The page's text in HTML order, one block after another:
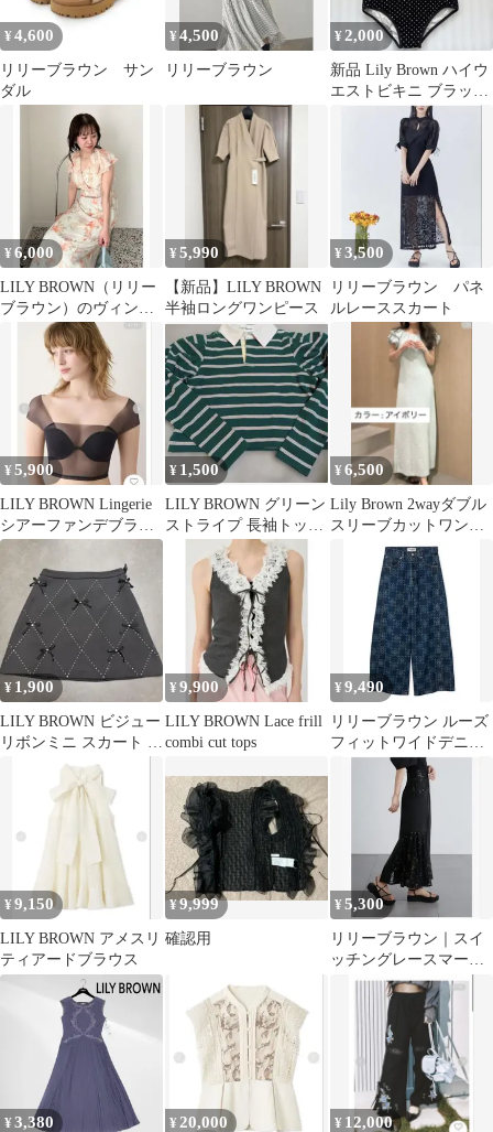
¥ 4,600
リリーブラウン サン
ダル
¥4,500
リリーブラウン
¥2,000
新品 Lily Brown ハイウ
エストビキニ ブラック
xホワイト ドット柄
¥6,000
LILY BROWN（リリー
ブラウン）のヴィンテ
ージプリントシフォン
ワンピース
¥5,990
【新品】LILY BROWN
半袖ロングワンピース
¥3,500
リリーブラウン パネ
ルレーススカート
¥ 5,900
LILY BROWN Lingerie
シアーファンデブラト
ップス
¥ 1,500
LILY BROWN グリーン
ストライプ 長袖トップ
¥6,500
Lily Brown 2wayダブル
スリーブカットワンピ
¥ 1,900
LILY BROWN ビジュー
リボンミニ スカート ブ
¥ 9,900
LILY BROWN Lace frill
combi cut tops
¥9,490
リリーブラウン ルーズ
フィットワイドデニム
パンツ ブルー LILY
¥9,150
LILY BROWN アメスリ
ティアードブラウス
¥ 9,999
確認用
¥5,300
リリーブラウン｜スイ
ッチングレースマーメ
イドスカート｜黒｜М
¥3,380 ¥ 20,000 ¥ 12,000